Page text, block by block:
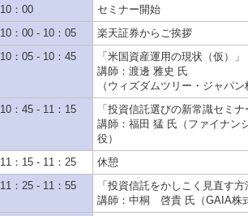
10：00
セミナー開始
10：00 - 10：05
楽天証券からご挨拶
10：05 - 10：45
「米国資産運用の現状（仮）」
講師：渡邊 雅史 氏
（ウィズダムツリー・ジャパ
10：45 - 11：15
「投資信託選びの新常識セミ
講師：福田 猛 氏（ファイナン
役）
11：15 - 11：25
休憩
11：25 - 11：55
「投資信託をかしこく見直す
講師：中桐 啓貴 氏（GAIA株